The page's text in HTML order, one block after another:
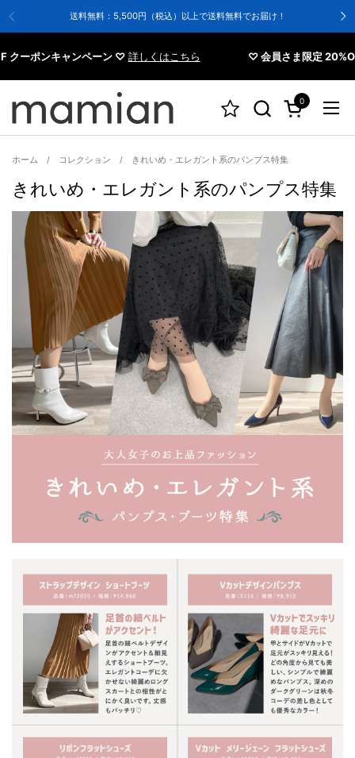
送料無料：5,500円（税込）以上で送料無料でお届け！
キャンペーン ♡ 詳しくはこちら ♡ 会員さま限定 20%OFF ク
カートを開く
0
メニ
ホーム / コレクション / きれいめ・エレガント系のパンプス特集
きれいめ・エレガント系のパンプス特集